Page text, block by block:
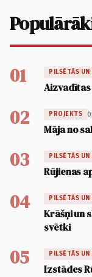
01 PILSĒTĀS UN
02 PROJEKTS
Māja no
03 PILSĒTĀS UN
Rūjienas
04 PILSĒTĀS UN
Krāšņi un
svētki
05 PILSĒTĀS UN
Izstādes